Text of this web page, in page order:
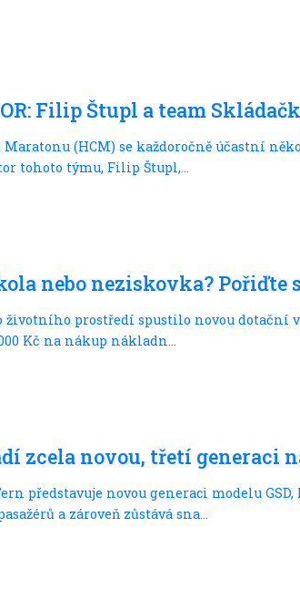
Filip Štupl a team
Maratonu (HCM) se každoročně účastní
tohoto týmu, Filip Štupl,...
nebo neziskovka?
prostředí spustilo novou dotační
Kč na nákup nákladn...
zcela novou, třetí generaci
představuje novou generaci modelu
a zároveň zůstává sna...